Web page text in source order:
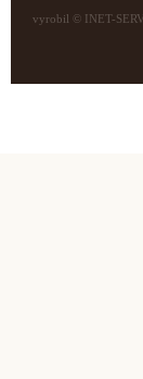
vyrobil © INET-